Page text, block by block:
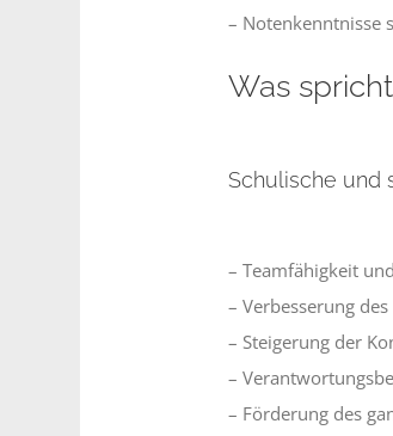
– Notenkenntnisse
Was
Schulische und
– Teamfähigkeit
– Verbesserung
– Steigerung der
–
– Förderung des